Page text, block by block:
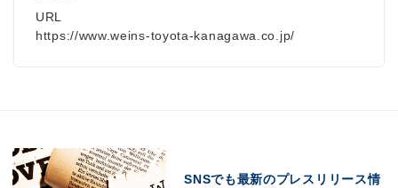
URL
https://www.weins-toyota-kanagawa.co.jp/
SNSでも最新のプレスリリース情